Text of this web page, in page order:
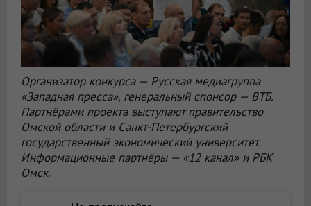
Организатор конкурса — Русская медиагруппа
«Западная пресса», генеральный спонсор — ВТБ.
Партнёрами проекта выступают правительство
Омской области и Санкт-Петербургский
государственный экономический университет.
Информационные партнёры — «12 канал» и РБК
Омск.